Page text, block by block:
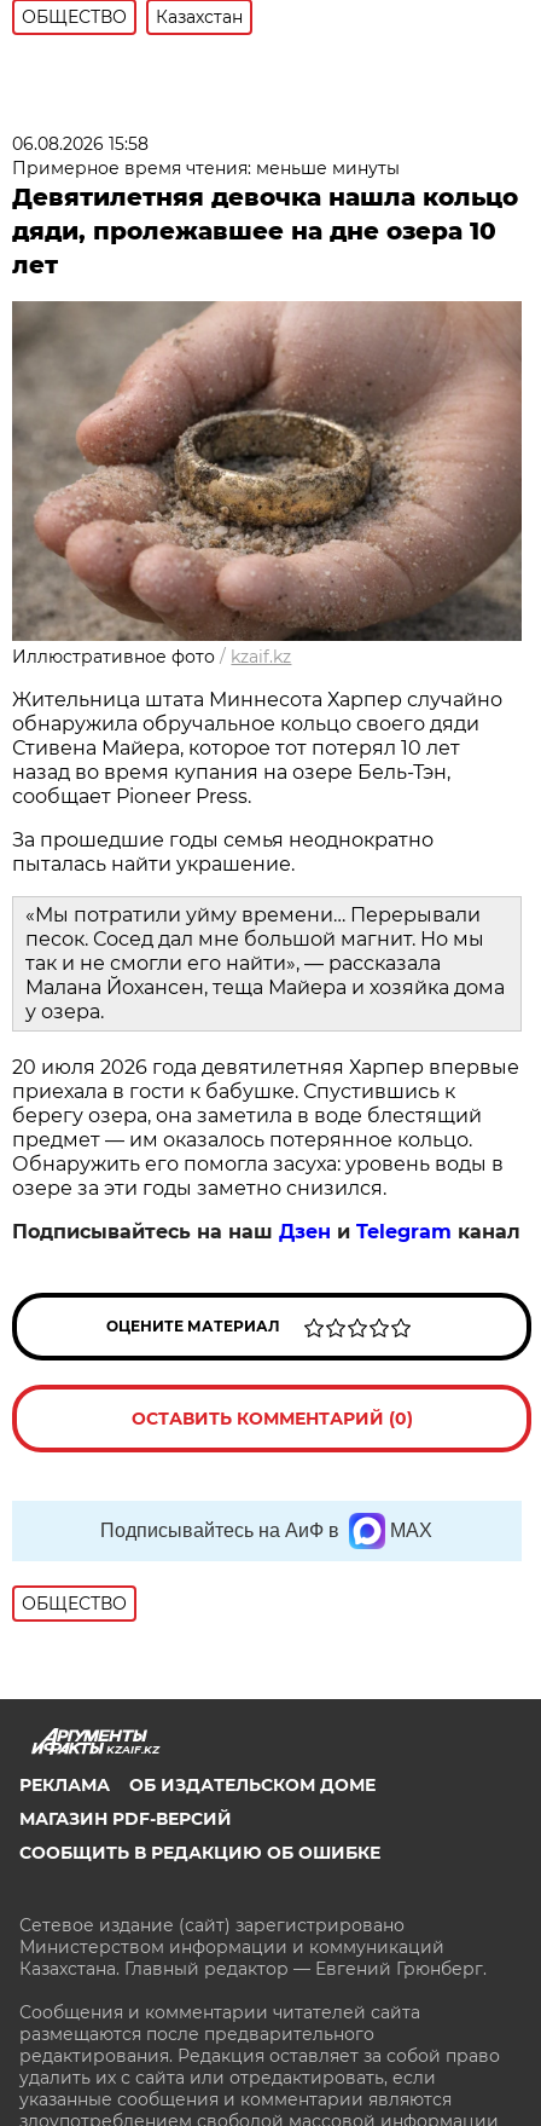
ОБЩЕСТВО Казахстан
06.08.2026 15:58
Примерное время чтения: меньше минуты
Девятилетняя девочка нашла кольцо
дяди, пролежавшее на дне озера 10
лет
Иллюстративное фото / kzaif.kz
Жительница штата Миннесота Харпер случайно
обнаружила обручальное кольцо своего дяди
Стивена Майера, которое тот потерял 10 лет
назад во время купания на озере Бель-Тэн,
сообщает Pioneer Press.
За прошедшие годы семья неоднократно
пыталась найти украшение.
«Мы потратили уйму времени… Перерывали
песок. Сосед дал мне большой магнит. Но мы
так и не смогли его найти», — рассказала
Малана Йохансен, теща Майера и хозяйка дома
у озера.
20 июля 2026 года девятилетняя Харпер впервые
приехала в гости к бабушке. Спустившись к
берегу озера, она заметила в воде блестящий
предмет — им оказалось потерянное кольцо.
Обнаружить его помогла засуха: уровень воды в
озере за эти годы заметно снизился.
Подписывайтесь на нашДзен иTelegram канал
ОЦЕНИТЕ МАТЕРИАЛ
ОСТАВИТЬ КОММЕНТАРИЙ (0)
Подписывайтесь на АиФ в MAX
ОБЩЕСТВО
KZAIF.KZ
РЕКЛАМА
ОБ ИЗДАТЕЛЬСКОМ ДОМЕ
МАГАЗИН PDF-ВЕРСИЙ
СООБЩИТЬ В РЕДАКЦИЮ ОБ ОШИБКЕ
Сетевое издание (сайт) зарегистрировано
Министерством информации и коммуникаций
Казахстана. Главный редактор — Евгений Грюнберг.
Сообщения и комментарии читателей сайта
размещаются после предварительного
редактирования. Редакция оставляет за собой право
удалить их с сайта или отредактировать, если
указанные сообщения и комментарии являются
злоупотреблением свободой массовой информации